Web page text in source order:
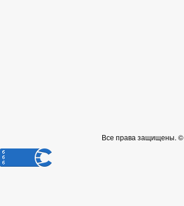
Все права защищены. ©